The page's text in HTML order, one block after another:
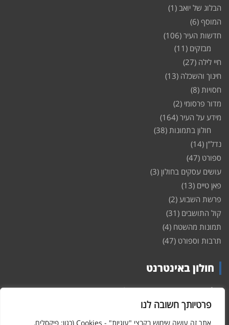
פרטיותך חשובה לנו
אתר זה עושה שימוש בקבצי "עוגיות" - Cookies (כגון: פיקסלים,
הבלוג של יואב (1)
המוסף (6)
חדשות העיר (106)
מבזקים (11)
חיי לילה (27)
חינוך והשכלה (13)
חסויות (8)
מדור פרסומי (2)
מידע על העיר (164)
חולון בתמונות (38)
נדל"ן (14)
ספורט (47)
עושים עסקים בחולון (3)
פאן טיים (13)
פרשת השבוע (2)
קול התושבים (31)
תמונות מהשטח (4)
תרבות וספורט (47)
חולון באינטרנט
חולוןבאינטרנט – האתר שמביא לכם עדכונים ומידע מהשטח מהעיר
חולון. במה פתוחה לקול תושבי חולון באינטרנט, מידע על
ופרוייקטים חדשים בעיר, חיי לילה, וכן טורי דעה, עסקים בחולון, ודיונים על
הנעשה בעיר. אתם מוזמנים ומוזמנות להשתתף בדיון ולשלוח לנו כתבות